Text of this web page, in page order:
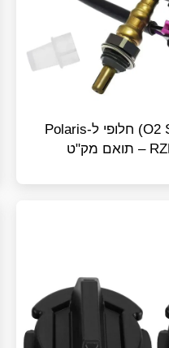
חיישן חמצן (O2 Sensor) חלופי ל-Polaris
RZR 1000 XP / Turbo – תואם מק"ט